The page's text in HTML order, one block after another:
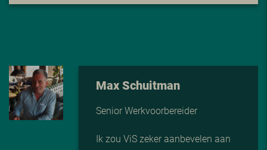
Max Schuitman
Senior Werkvoorbereider
Ik zou ViS zeker aanbevelen aan